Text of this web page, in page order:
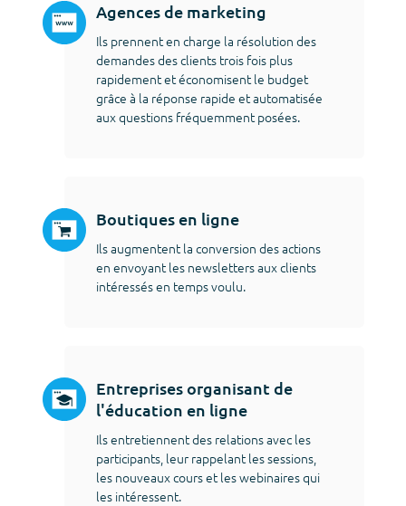
Agences de marketing
Ils prennent en charge la résolution des
demandes des clients trois fois plus
rapidement et économisent le budget
grâce à la réponse rapide et automatisée
aux questions fréquemment posées.
Boutiques en ligne
Ils augmentent la conversion des actions
en envoyant les newsletters aux clients
intéressés en temps voulu.
Entreprises organisant de
l'éducation en ligne
Ils entretiennent des relations avec les
participants, leur rappelant les sessions,
les nouveaux cours et les webinaires qui
les intéressent.